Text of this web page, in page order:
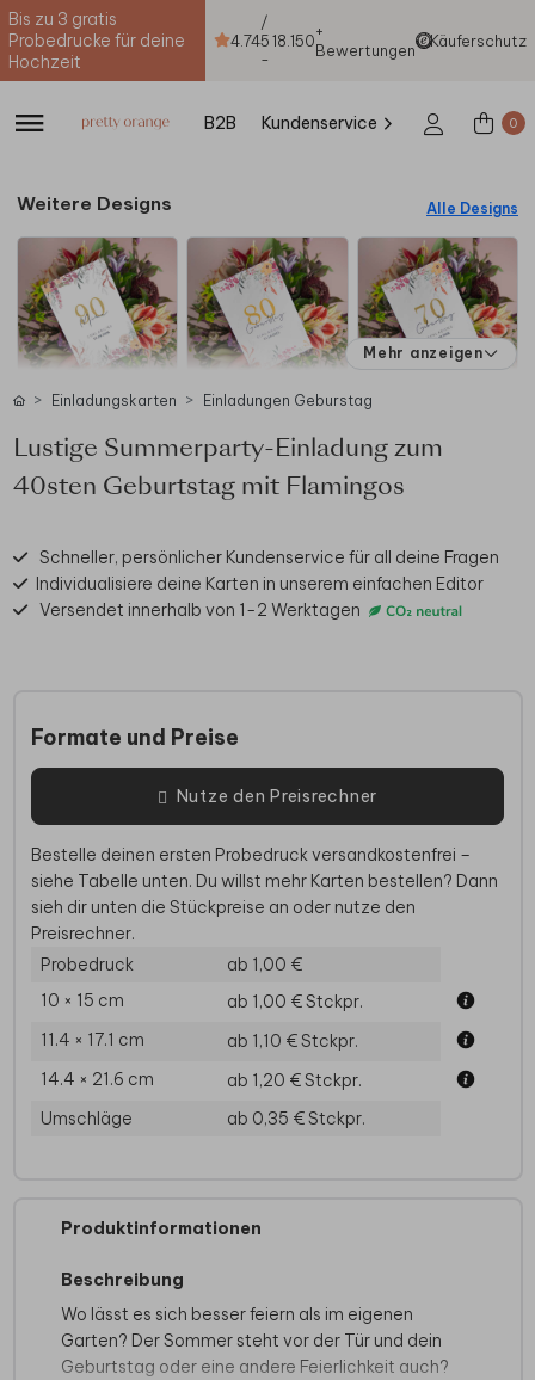
Bis zu 3 gratis
Probedrucke für deine
Hochzeit
4.74
/
5
-
18.150+
Bewertungen
Käuferschutz
B2B Kundenservice 0
Weitere Designs Alle Designs
Mehr anzeigen
Einladungskarten Einladungen Geburstag
Lustige Summerparty-Einladung zum
40sten Geburtstag mit Flamingos
Schneller, persönlicher Kundenservice für all deine Fragen
Individualisiere deine Karten in unserem einfachen Editor
Versendet innerhalb von 1-2 Werktagen
Formate und Preise
Nutze den Preisrechner
Bestelle deinen ersten Probedruck versandkostenfrei –
siehe Tabelle unten. Du willst mehr Karten bestellen? Dann
sieh dir unten die Stückpreise an oder nutze den
Preisrechner.
Probedruck
ab 1,00 €
10 × 15 cm
ab 1,00 €Stckpr.
11.4 × 17.1 cm
ab 1,10 €Stckpr.
14.4 × 21.6 cm
ab 1,20 €Stckpr.
Umschläge
ab 0,35 €Stckpr.
Produktinformationen
Beschreibung
Wo lässt es sich besser feiern als im eigenen
Garten? Der Sommer steht vor der Tür und dein
Geburtstag oder eine andere Feierlichkeit auch?